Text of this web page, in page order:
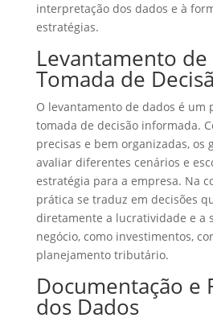
interpretação dos dados e à
estratégias.
Levantamento de
Tomada de
O levantamento de dados é um
tomada de decisão informada.
precisas e bem organizadas, os
avaliar diferentes cenários e
estratégia para a empresa. Na
prática se traduz em decisões
diretamente a lucratividade e a
negócio, como investimentos,
planejamento tributário.
Documentação e
dos Dados